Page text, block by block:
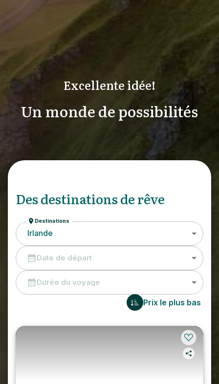
Excellente idée!
Un monde de possibilités
Des destinations de rêve
Destinations
Irlande
Date de départ
Durée du voyage
Prix le plus bas